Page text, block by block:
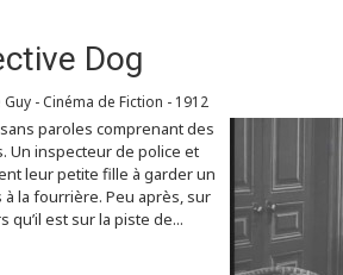
Dog
Guy - Cinéma de Fiction - 1912
paroles comprenant des
Un inspecteur de police et
leur petite fille à garder un
la fourrière. Peu après, sur
qu’il est sur la piste de...